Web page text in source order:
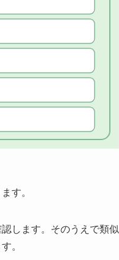
す。
します。そのうえで類似
。